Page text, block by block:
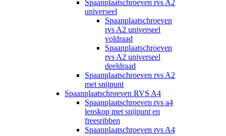
Spaanplaatschroeven rvs A2
universeel
Spaanplaatschroeven
rvs A2 universeel
voldraad
Spaanplaatschroeven
rvs A2 universeel
deeldraad
Spaanplaatschroeven rvs A2
met snijpunt
Spaanplaatschroeven RVS A4
Spaanplaatschroeven rvs a4
lenskop met snijpunt en
freesribben
Spaanplaatschroeven rvs A4